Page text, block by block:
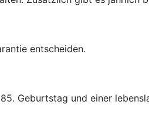
entscheiden.
Geburtstag und einer